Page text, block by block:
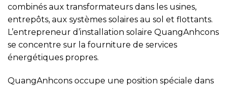
combinés aux transformateurs dans les usines,
entrepôts, aux systèmes solaires au sol et flottants.
L’entrepreneur d’installation solaire QuangAnhcons
se concentre sur la fourniture de services
énergétiques propres.
QuangAnhcons occupe une position spéciale dans